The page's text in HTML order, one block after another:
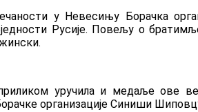
у Невесињу Борачка
Русије. Повељу о
уручила и медаље ове
организације Синиши